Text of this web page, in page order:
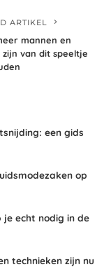
ARTIKEL
mannen en
van dit speeltje
een gids
op
echt nodig in de
technieken zijn nu